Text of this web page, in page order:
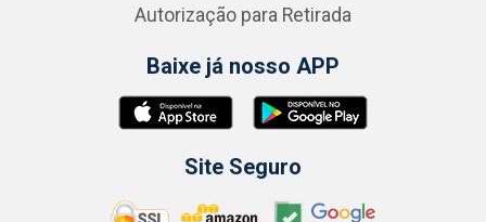
Autorização para Retirada
Baixe já nosso APP
Site Seguro